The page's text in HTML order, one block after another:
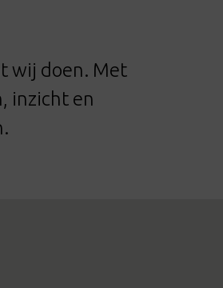
wij doen. Met
inzicht en